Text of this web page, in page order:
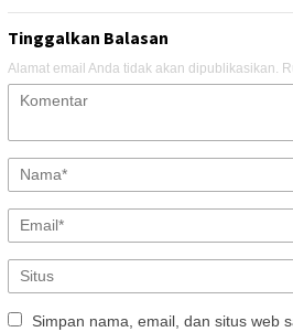
Tinggalkan Balasan
Alamat email Anda tidak akan dipublikasikan.
Simpan nama, email, dan situs web